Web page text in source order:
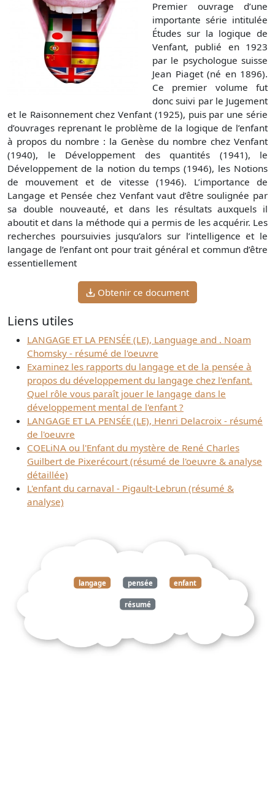
Premier ouvrage d’une
importante série intitulée
Études sur la logique de
Venfant, publié en 1923
par le psychologue suisse
Jean Piaget (né en 1896).
Ce premier volume fut
donc suivi par le Jugement
et le Raisonnement chez Venfant (1925), puis par une série
d’ouvrages reprenant le problème de la logique de l’enfant
à propos du nombre : la Genèse du nombre chez Venfant
(1940), le Développement des quantités (1941), le
Développement de la notion du temps (1946), les Notions
de mouvement et de vitesse (1946). L’importance de
Langage et Pensée chez Venfant vaut d’être soulignée par
sa double nouveauté, et dans les résultats auxquels il
aboutit et dans la méthode qui a permis de les acquérir. Les
recherches poursuivies jusqu’alors sur l’intelligence et le
langage de l’enfant ont pour trait général et commun d’être
essentiellement
Obtenir ce document
Liens utiles
LANGAGE ET LA PENSÉE (LE), Language and . Noam
Chomsky - résumé de l'oeuvre
Examinez les rapports du langage et de la pensée à
propos du développement du langage chez l'enfant.
Quel rôle vous paraît jouer le langage dans le
développement mental de l'enfant ?
LANGAGE ET LA PENSÉE (LE), Henri Delacroix - résumé
de l'oeuvre
COELiNA ou l'Enfant du mystère de René Charles
Guilbert de Pixerécourt (résumé de l'oeuvre & analyse
détaillée)
L'enfant du carnaval - Pigault-Lebrun (résumé &
analyse)
langage pensée enfant
résumé